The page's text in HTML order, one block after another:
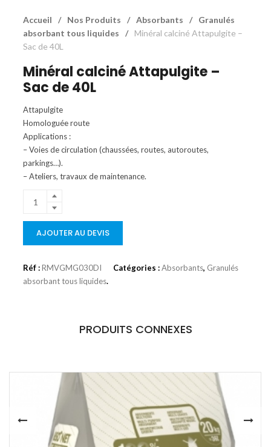
Accueil / Nos Produits / Absorbants /
Granulés
absorbant tous liquides
/
Minéral calciné Attapulgite –
Sac de 40L
Minéral calciné Attapulgite –
Sac de 40L
Attapulgite
Homologuée route
Applications :
– Voies de circulation (chaussées, routes, autoroutes,
parkings…).
– Ateliers, travaux de maintenance.
AJOUTER AU DEVIS
Réf :RMVGMG030DI Catégories :Absorbants, Granulés
absorbant tous liquides.
PRODUITS CONNEXES